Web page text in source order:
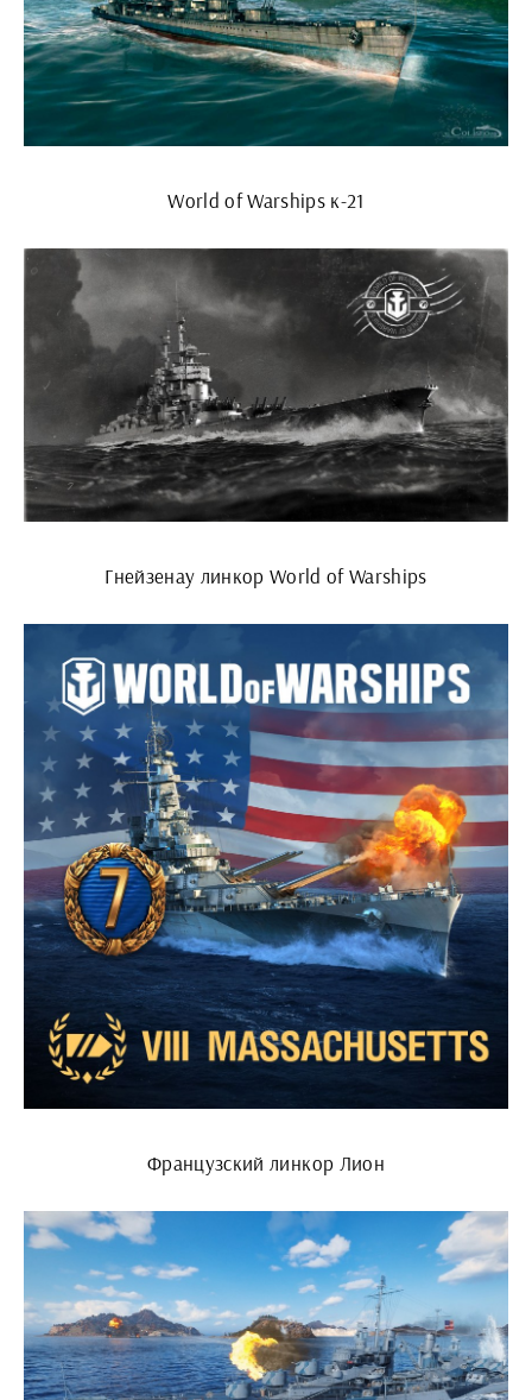
World of Warships к-21
Гнейзенау линкор World of Warships
Французский линкор Лион